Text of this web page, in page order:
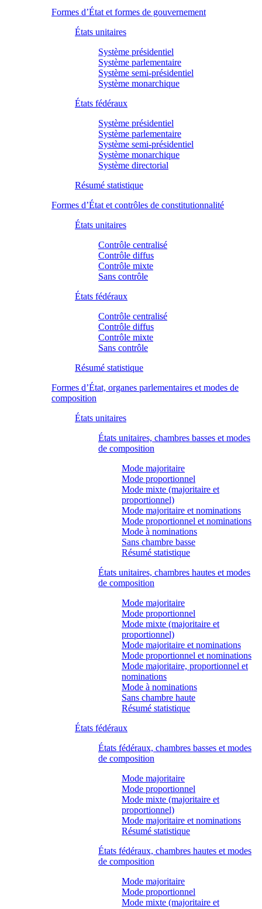
Formes d’État et formes de gouvernement
États unitaires
Système présidentiel
Système parlementaire
Système semi-présidentiel
Système monarchique
États fédéraux
Système présidentiel
Système parlementaire
Système semi-présidentiel
Système monarchique
Système directorial
Résumé statistique
Formes d’État et contrôles de constitutionnalité
États unitaires
Contrôle centralisé
Contrôle diffus
Contrôle mixte
Sans contrôle
États fédéraux
Contrôle centralisé
Contrôle diffus
Contrôle mixte
Sans contrôle
Résumé statistique
Formes d’État, organes parlementaires et modes de
composition
États unitaires
États unitaires, chambres basses et modes
de composition
Mode majoritaire
Mode proportionnel
Mode mixte (majoritaire et
proportionnel)
Mode majoritaire et nominations
Mode proportionnel et nominations
Mode à nominations
Sans chambre basse
Résumé statistique
États unitaires, chambres hautes et modes
de composition
Mode majoritaire
Mode proportionnel
Mode mixte (majoritaire et
proportionnel)
Mode majoritaire et nominations
Mode proportionnel et nominations
Mode majoritaire, proportionnel et
nominations
Mode à nominations
Sans chambre haute
Résumé statistique
États fédéraux
États fédéraux, chambres basses et modes
de composition
Mode majoritaire
Mode proportionnel
Mode mixte (majoritaire et
proportionnel)
Mode majoritaire et nominations
Résumé statistique
États fédéraux, chambres hautes et modes
de composition
Mode majoritaire
Mode proportionnel
Mode mixte (majoritaire et